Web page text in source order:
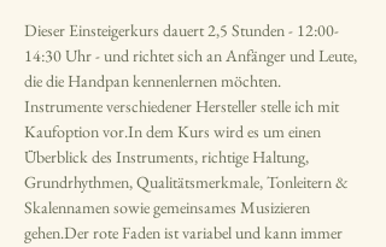
Dieser Einsteigerkurs dauert 2,5 Stunden - 12:00-
14:30 Uhr - und richtet sich an Anfänger und Leute,
die die Handpan kennenlernen möchten.
Instrumente verschiedener Hersteller stelle ich mit
Kaufoption vor.In dem Kurs wird es um einen
Überblick des Instruments, richtige Haltung,
Grundrhythmen, Qualitätsmerkmale, Tonleitern &
Skalennamen sowie gemeinsames Musizieren
gehen.Der rote Faden ist variabel und kann immer